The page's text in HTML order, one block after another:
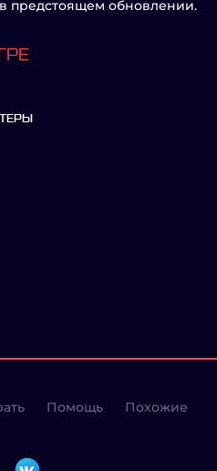
предстоящем обновлении.
Помощь Похожие